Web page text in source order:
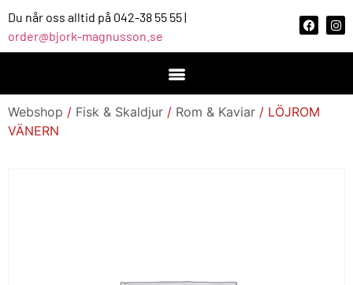
Du når oss alltid på 042-38 55 55 |
order@bjork-magnusson.se
Webshop / Fisk & Skaldjur / Rom & Kaviar / LÖJROM
VÄNERN